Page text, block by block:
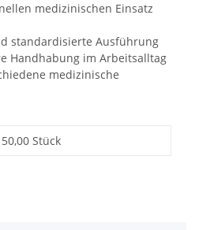
medizinischen Einsatz
standardisierte Ausführung
Handhabung im Arbeitsalltag
medizinische
50,00 Stück